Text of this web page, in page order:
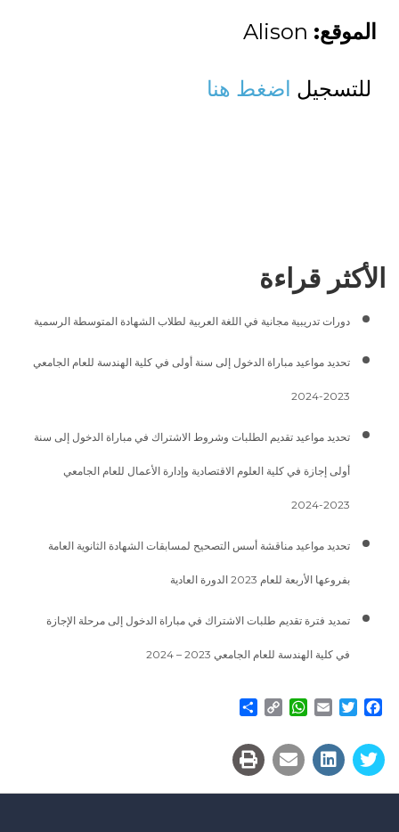
الموقع:
للتسجيل اضغط هنا
الأكثر قراءة
دورات تدريبية مجانية في اللغة العربية لطلاب الشهادة المتوسطة الرسمية
تحديد مواعيد مباراة الدخول إلى سنة أولى في كلية الهندسة للعام الجامعي
2023-2024
تحديد مواعيد تقديم الطلبات وشروط الاشتراك في مباراة الدخول إلى سنة
أولى إجازة في كلية العلوم الاقتصادية وإدارة الأعمال للعام الجامعي
2023-2024
تحديد مواعيد مناقشة أسس التصحيح لمسابقات الشهادة الثانوية العامة
بفروعها الأربعة للعام 2023 الدورة العادية
تمديد فترة تقديم طلبات الاشتراك في مباراة الدخول إلى مرحلة الإجازة
في كلية الهندسة للعام الجامعي 2023 – 2024
Facebook
Twitter
Email
WhatsApp
Copy